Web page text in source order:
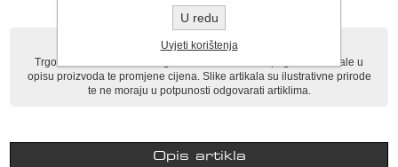
NAPOMENA
Trgovina i obrt Jurec ne odgovara za eventualne pogreške nastale u
opisu proizvoda te promjene cijena. Slike artikala su ilustrativne prirode
te ne moraju u potpunosti odgovarati artiklima.
Opis artikla
U redu
Uvjeti korištenja